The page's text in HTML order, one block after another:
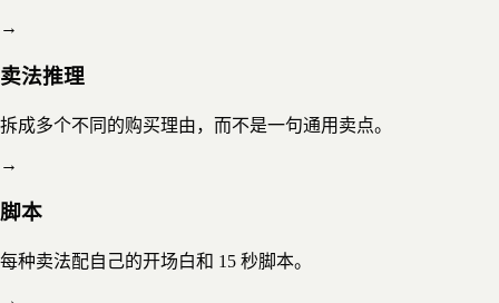
→
卖法推理
拆成多个不同的购买理由，而不是一句通用卖点。
→
脚本
每种卖法配自己的开场白和 15 秒脚本。